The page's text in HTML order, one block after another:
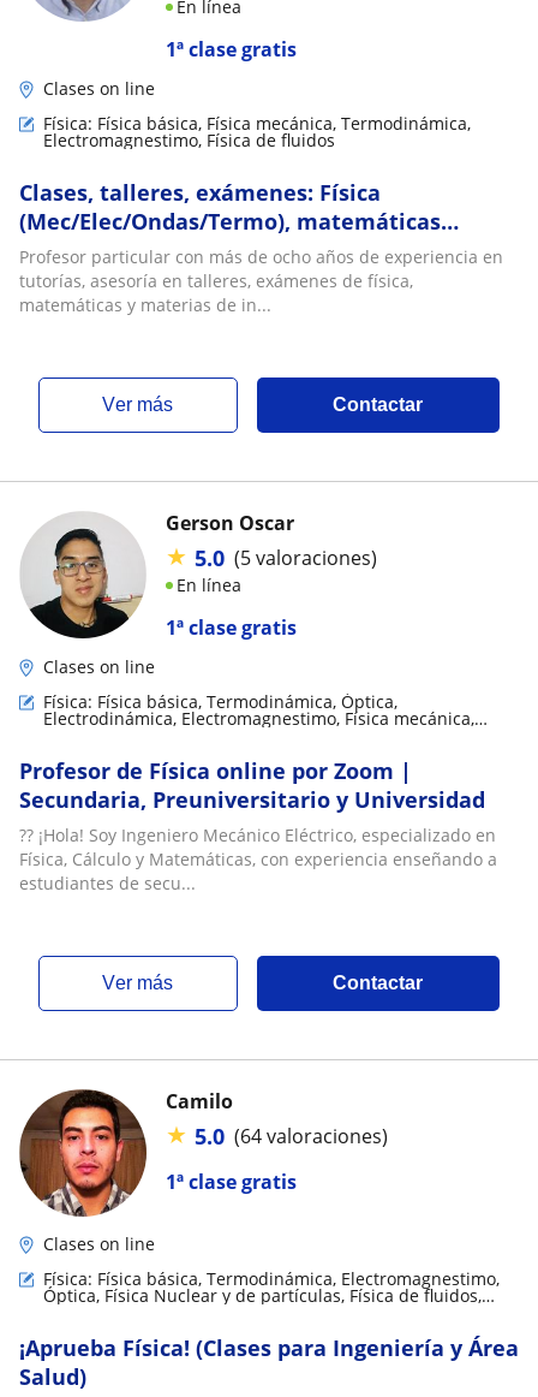
1ª clase gratis
En línea
Clases on line
Física: Física básica, Física mecánica, Termodinámica,
Electromagnestimo, Física de fluidos
Clases, talleres, exámenes: Física
(Mec/Elec/Ondas/Termo), matemáticas
(Calculo/EDO/ Vectorial/Algebra), Ingeniería
Mecánica/Civil
Profesor particular con más de ocho años de experiencia en
tutorías, asesoría en talleres, exámenes de física,
matemáticas y materias de in...
ver más Contactar
1ª clase gratis
Gerson Oscar
★ 5.0 (5 valoraciones)
En línea
Clases on line
Física: Física básica, Termodinámica, Óptica,
Electrodinámica, Electromagnestimo, Física mecánica,
Profesor de Física online por Zoom |
Secundaria, Preuniversitario y Universidad
?? ¡Hola! Soy Ingeniero Mecánico Eléctrico, especializado en
Física, Cálculo y Matemáticas, con experiencia enseñando a
estudiantes de secu...
ver más Contactar
1ª clase gratis
Camilo
★ 5.0 (64 valoraciones)
Clases on line
Física: Física básica, Termodinámica, Electromagnestimo,
Óptica, Física Nuclear y de partículas, Física de fluidos,
Física mecánica, Biofísica, Relatividad
¡Aprueba Física! (Clases para Ingeniería y Área
Salud)